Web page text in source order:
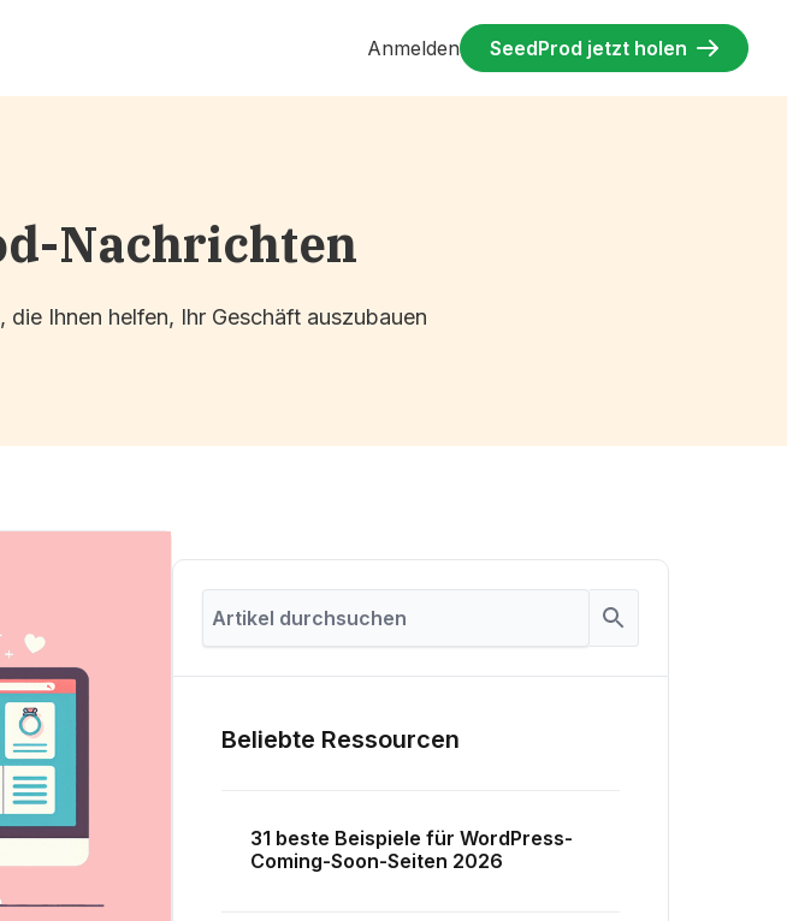
Anmelden SeedProd jetzt holen
Nachrichten
Ihnen helfen, Ihr Geschäft auszubauen
Beliebte Ressourcen
31 beste Beispiele für WordPress-
Coming-Soon-Seiten 2026